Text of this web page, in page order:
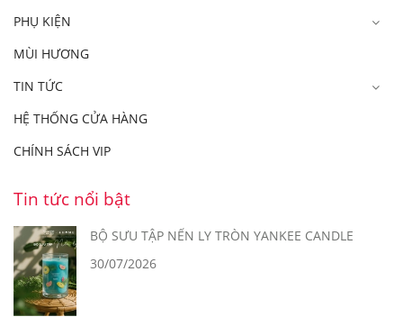
PHỤ KIỆN
MÙI HƯƠNG
TIN TỨC
HỆ THỐNG CỬA HÀNG
CHÍNH SÁCH VIP
Tin tức nổi bật
BỘ SƯU TẬP NẾN LY TRÒN YANKEE CANDLE
30/07/2026